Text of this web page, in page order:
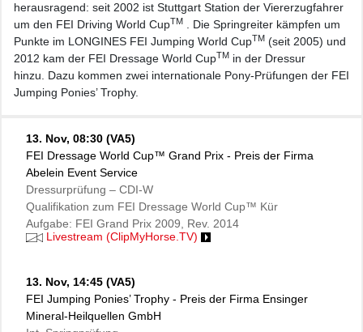
herausragend: seit 2002 ist Stuttgart Station der Viererzugfahrer
um den FEI Driving World CupTM
. Die Springreiter kämpfen um
Punkte im LONGINES FEI Jumping World CupTM (seit 2005) und
2012 kam der FEI Dressage World CupTM in der Dressur
hinzu. Dazu kommen zwei internationale Pony-Prüfungen der FEI
Jumping Ponies’ Trophy.
13. Nov, 08:30 (VA5)
FEI Dressage World Cup™ Grand Prix - Preis der Firma
Abelein Event Service
Dressurprüfung – CDI-W
Qualifikation zum FEI Dressage World Cup™ Kür
Aufgabe: FEI Grand Prix 2009, Rev. 2014
Livestream (ClipMyHorse.TV)
13. Nov, 14:45 (VA5)
FEI Jumping Ponies’ Trophy - Preis der Firma Ensinger
Mineral-Heilquellen GmbH